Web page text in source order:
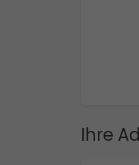
Ihre